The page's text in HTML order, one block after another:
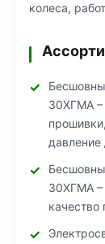
колеса,
30ХГМА –
30ХГМА –
качество